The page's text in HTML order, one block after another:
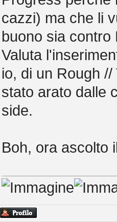
cazzi) ma che li
buono sia
Valuta
io, di un Rough
stato arato dalle
side.
Boh, ora ascolto